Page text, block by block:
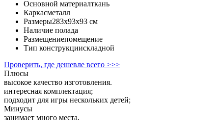
Основной материалткань
Каркасметалл
Размеры283x93x93 cм
Наличие полада
Размещениепомещение
Тип конструкциискладной
Проверить, где дешевле всего >>>
Плюсы
высокое качество изготовления.
интересная комплектация;
подходит для игры нескольких детей;
Минусы
занимает много места.